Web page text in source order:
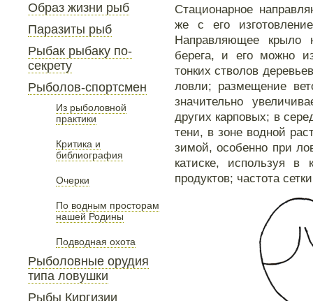
Образ жизни рыб
Паразиты рыб
Рыбак рыбаку по-
секрету
Рыболов-спортсмен
Из рыболовной
практики
Критика и
библиография
Очерки
По водным просторам
нашей Родины
Подводная охота
Рыболовные орудия
типа ловушки
Рыбы Киргизии
Стационарное
же с его
Направляющее крыло
берега, и его можно
тонких стволов
ловли; размещение
значительно
других карповых; в
тени, в зоне водной
зимой, особенно при
катиске, используя в
продуктов; частота